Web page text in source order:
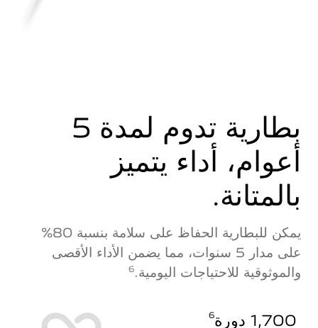
بطارية تدوم لمدة 5
أعوام، أداء يتميز
بالمتانة.
يمكن للبطارية الحفاظ على سلامة بنسبة 80%
على مدار 5 سنوات، مما يضمن الأداء الأقصى
والموثوقية للاحتياجات اليومية.6
1,700 دورة 6